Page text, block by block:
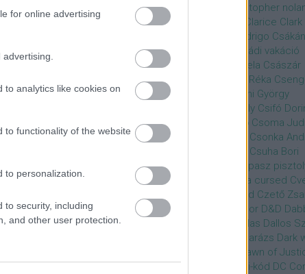
for online advertising
to analytics like cookies on
to functionality of the website
personalization.
to security, including
and other user protection.
Christopher Eccleston
christopher
Chris Hemsworth
Clarice Clark
Crespo Rodrigo
Eszter Csákányi László
Családi vakáció
Csankó Zoltán
Császár Angela Császár
Róbert Cseke Péter Csellár Réka
Attila
Csere Ágnes
Cserhalmi György
Csiby Gergely Csifó
Csillagok Háborúja
Csodanő Csoma
Csomós Mari
Csonka
Csuha Bori
Csuha Lajos
Csupasz
Csurka László
Csűrös Karola cursed
Czető Roland Czető
Czigány Judit
Czvetkó Sándor D&D
Greer
Dallas Dallos
Darázs Dark
Dawn of
Days of Future Past
Da Vinci-kód DC